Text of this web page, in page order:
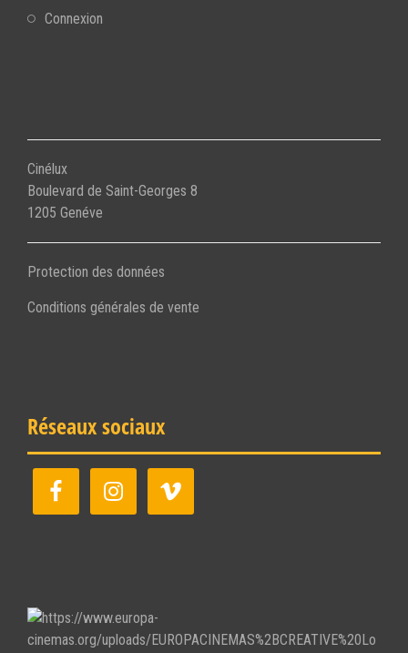
Connexion
Cinélux
Boulevard de Saint-Georges 8
1205 Genéve
Protection des données
Conditions générales de vente
Réseaux sociaux